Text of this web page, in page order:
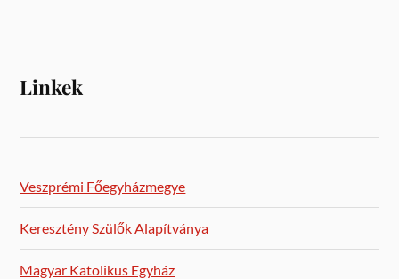
Linkek
Veszprémi Főegyházmegye
Keresztény Szülők Alapítványa
Magyar Katolikus Egyház